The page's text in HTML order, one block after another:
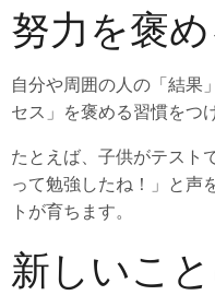
努力を褒
自分や周囲の人の「結果
セス」を褒める習慣をつ
たとえば、子供がテスト
って勉強したね！」と声
トが育ちます。
新しいこ